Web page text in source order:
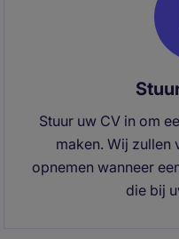
Stuur uw CV in om
maken. Wij zullen
opnemen wanneer
die bij